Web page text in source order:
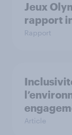
Jeux
rapport
Rapport
Article